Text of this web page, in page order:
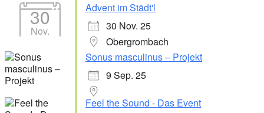
30
Nov.
Advent im Städt'l
30 Nov. 25
Obergrombach
Sonus masculinus – Projekt
9 Sep. 25
Feel the Sound - Das Event